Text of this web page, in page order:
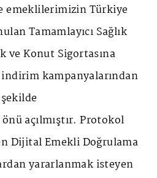
emeklilerimizin Türkiye
Tamamlayıcı Sağlık
ve Konut Sigortasına
kampanyalarından
açılmıştır. Protokol
Dijital Emekli Doğrulama
yararlanmak isteyen